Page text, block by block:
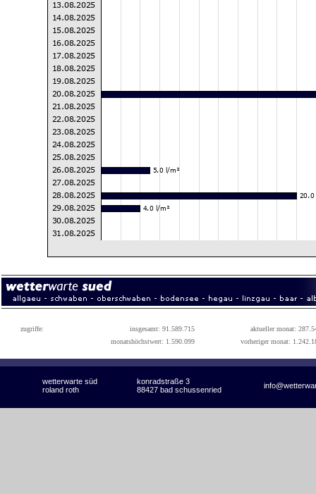
zugriffe: insgesamt: 91.589.715
aktueller monat:
monatshöchstwert: 1.590.099
vorheriger monat:
wetterwarte süd konradstraße 3
roland roth 88427 bad schussenried